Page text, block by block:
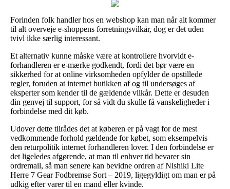
Forinden folk handler hos en webshop kan man når alt kommer
til alt overveje e-shoppens forretningsvilkår, dog er det uden
tvivl ikke særlig interessant.
Et alternativ kunne måske være at kontrollere hvorvidt e-
forhandleren er e-mærke godkendt, fordi det bør være en
sikkerhed for at online virksomheden opfylder de opstillede
regler, foruden at internet butikken af og til undersøges af
eksperter som kender til de gældende vilkår. Dette er desuden
din genvej til support, for så vidt du skulle få vanskeligheder i
forbindelse med dit køb.
Udover dette tilrådes det at køberen er på vagt for de mest
vedkommende forhold gældende for købet, som eksempelvis
den returpolitik internet forhandleren lover. I den forbindelse er
det ligeledes afgørende, at man til enhver tid bevarer sin
ordremail, så man senere kan bevidne ordren af Nishiki Lite
Herre 7 Gear Fodbremse Sort – 2019, ligegyldigt om man er på
udkig efter varer til en mand eller kvinde.